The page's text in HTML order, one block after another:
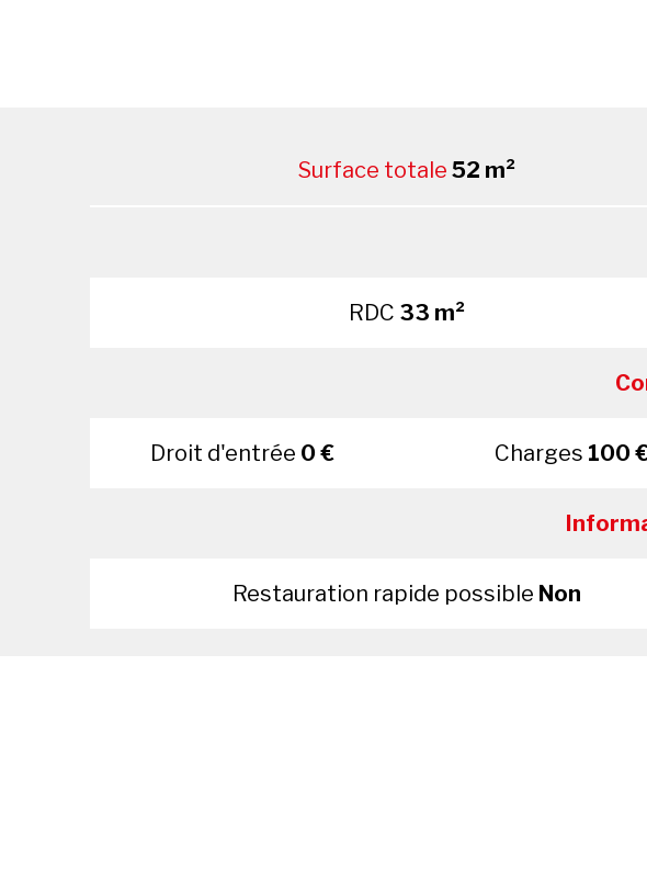
Surface totale52 m²
RDC 33 m²
Droit d'entrée 0 € Charges 100
Restauration rapide possible Non